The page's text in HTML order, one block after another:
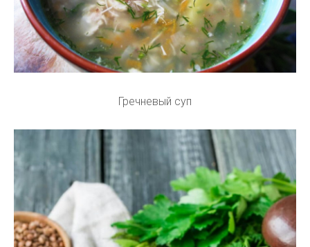
Гречневый суп